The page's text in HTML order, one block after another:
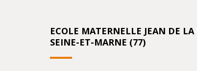
ECOLE MATERNELLE JEAN DE
SEINE-ET-MARNE (77)